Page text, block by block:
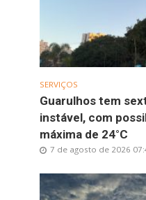
SERVIÇOS
Guarulhos tem
instável, com
máxima de 24°C
7 de agosto de 2026